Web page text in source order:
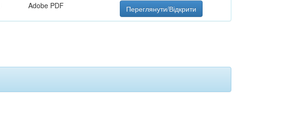
Adobe PDF Переглянути/Відкрити